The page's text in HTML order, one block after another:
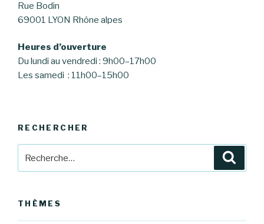
Rue Bodin
69001 LYON Rhône alpes
Heures d’ouverture
Du lundi au vendredi : 9h00–17h00
Les samedi : 11h00–15h00
RECHERCHER
THÈMES